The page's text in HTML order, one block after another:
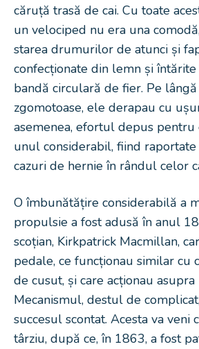
căruță trasă de cai. Cu toate
un velociped nu era una
starea drumurilor de atunci și
confecționate din lemn și
bandă circulară de fier. Pe
zgomotoase, ele derapau cu
asemenea, efortul depus pentru
unul considerabil, fiind
cazuri de hernie în rândul celor
O îmbunătățire considerabilă a
propulsie a fost adusă în anul
scoțian, Kirkpatrick Macmillan,
pedale, ce funcționau similar cu
de cusut, și care acționau
Mecanismul, destul de
succesul scontat. Acesta va veni
târziu, după ce, în 1863, a fost